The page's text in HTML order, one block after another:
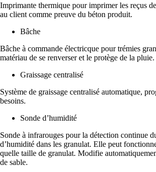
Imprimante thermique pour imprimer les reçus
au client comme preuve du béton produit.
Bâche
Bâche à commande électricque pour trémies
matériau de se renverser et le protège de la pluie.
Graissage centralisé
Système de graissage centralisé automatique,
besoins.
Sonde d’humidité
Sonde à infrarouges pour la détection continue
d’humidité dans les granulat. Elle peut
quelle taille de granulat. Modifie
de sable.